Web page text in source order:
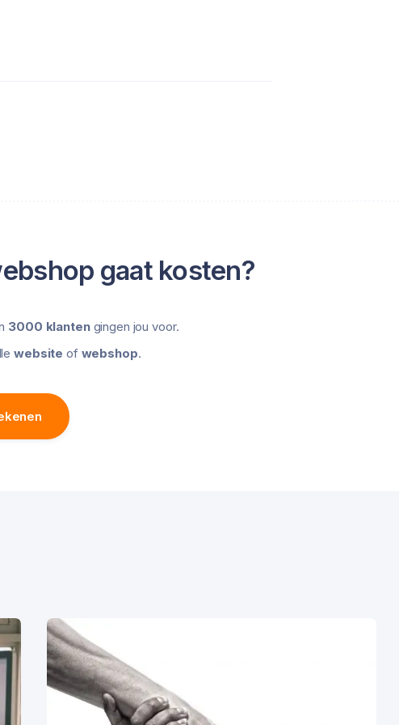
gaat kosten?
3000 klantengingen jou voor.
website of webshop.